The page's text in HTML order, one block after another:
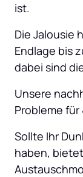
ist.
Die Jalousie
Endlage bis
dabei sind
Unsere
Probleme für
Sollte Ihr
haben,